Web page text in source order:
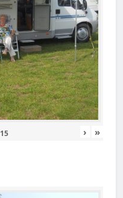
15 › »